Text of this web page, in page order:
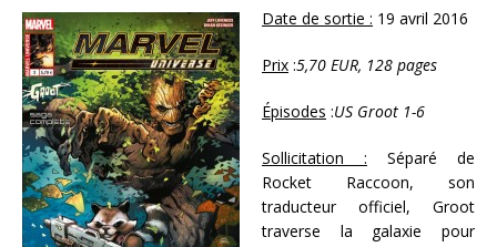
Date de sortie : 19 avril 2016
Prix :5,70 EUR, 128 pages
Épisodes :US Groot 1-6
Sollicitation :
Séparé de
Rocket Raccoon, son
traducteur officiel, Groot
traverse la galaxie pour